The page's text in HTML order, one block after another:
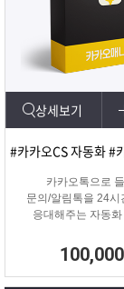
상세보기
카카오톡으로
문의/알림
응대해주는 자동
100,000